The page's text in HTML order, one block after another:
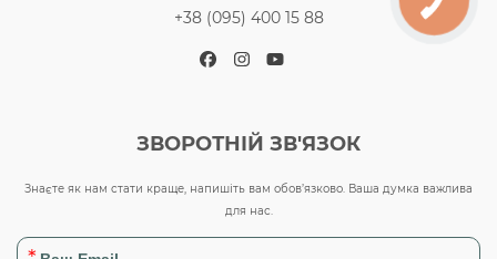
+38 (095) 400 15 88
Facebook
Instagram
YouTube
ЗВОРОТНІЙ ЗВ'ЯЗОК
Знаєте як нам стати краще, напишіть вам обов’язково. Ваша думка важлива
для нас.